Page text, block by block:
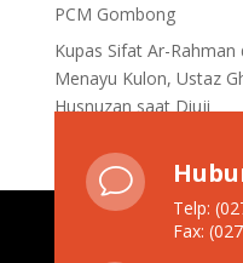
PCM Gombong
Kupas Sifat Ar-
Menayu Kulon, Ustaz
Husnuzan saat Diuji
v
Telp:
Fax: